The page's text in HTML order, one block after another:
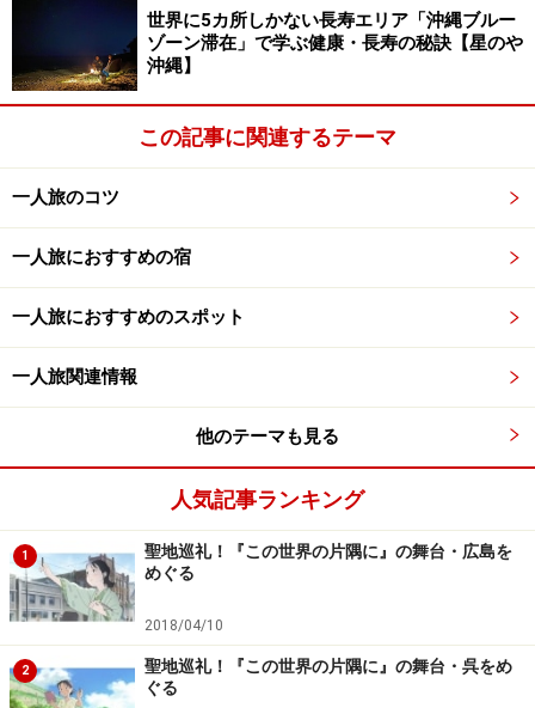
す。詳しくは 次ページへ。
※記事内容は執筆時点のものです。最新の内容をご確認くださ
い。
1/3 次のページへ
世界に5カ所しかない長寿エリア「沖縄ブルー
ゾーン滞在」で学ぶ健康・長寿の秘訣【星のや
沖縄】
この記事に関連するテーマ
一人旅のコツ
一人旅におすすめの宿
一人旅におすすめのスポット
一人旅関連情報
他のテーマも見る
人気記事ランキング
1
聖地巡礼！『この世界の片隅に』の舞台・広島を
めぐる
2018/04/10
2
聖地巡礼！『この世界の片隅に』の舞台・呉をめ
ぐる